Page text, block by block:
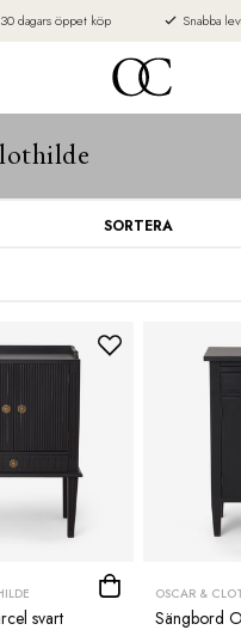
30 dagars öppet köp Snabba
SORTERA
svart
OSCAR &
Sängbord